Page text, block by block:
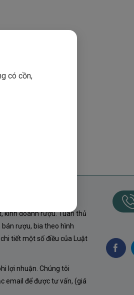
kinh doanh rượu. Tuân thủ
bán rượu, bia theo hình
tiết một số điều của Luật
lợi nhuận. Chúng tôi
email để được tư vấn, (giá
có cồn,